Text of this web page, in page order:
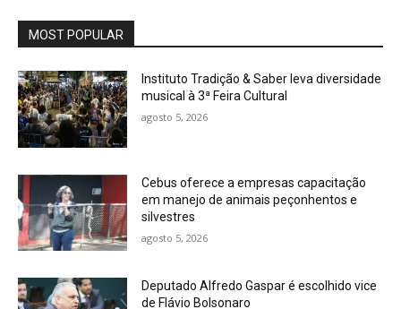
MOST POPULAR
Instituto Tradição & Saber leva diversidade
musical à 3ª Feira Cultural
agosto 5, 2026
Cebus oferece a empresas capacitação
em manejo de animais peçonhentos e
silvestres
agosto 5, 2026
Deputado Alfredo Gaspar é escolhido vice
de Flávio Bolsonaro